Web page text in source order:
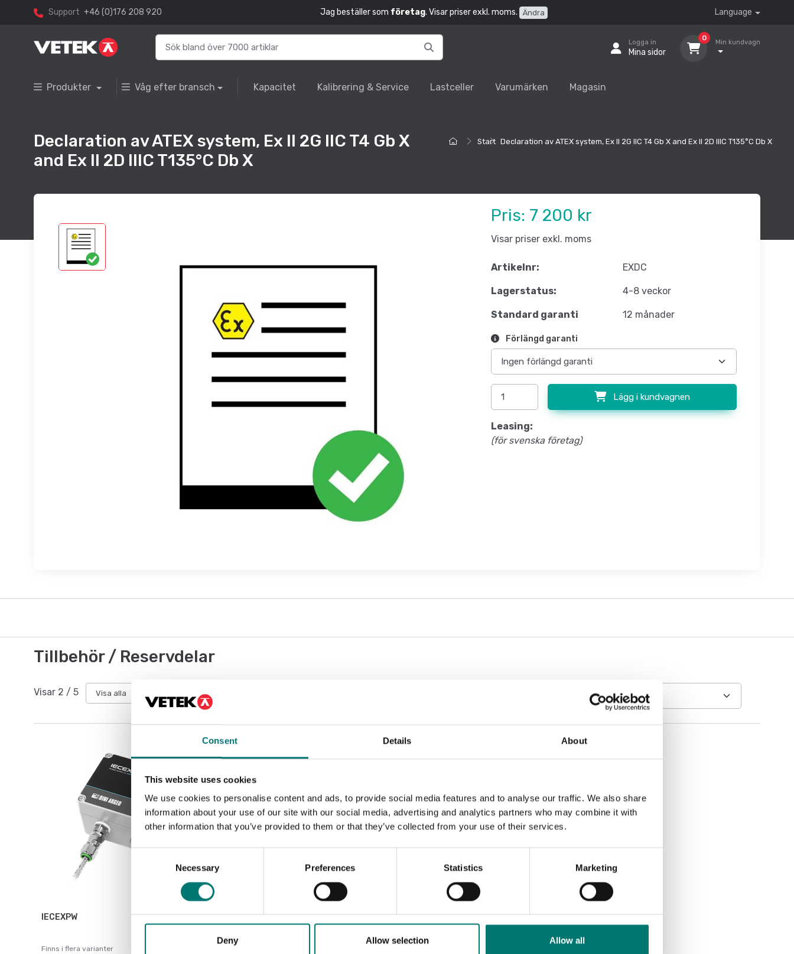
Consent Details About
This website uses cookies
We use cookies to personalise content and ads, to provide social media features and to analyse our traffic. We also share
information about your use of our site with our social media, advertising and analytics partners who may combine it with
other information that you’ve provided to them or that they’ve collected from your use of their services.
Necessary Preferences Statistics Marketing
Deny Allow selection Allow all
Support +46 (0)176 208 920 Jag beställer som företag. Visar priser exkl. moms. Ändra Language
Logga in
Mina sidor
0
Min kundvagn
Produkter Våg efter bransch Kapacitet Kalibrering & Service Lastceller Varumärken Magasin
Start Declaration av ATEX system, Ex II 2G IIC T4 Gb X and Ex II 2D IIIC T135°C Db X
Declaration av ATEX system, Ex II 2G IIC T4 Gb X
and Ex II 2D IIIC T135°C Db X
Pris: 7 200 kr
Visar priser exkl. moms
Artikelnr: EXDC
Lagerstatus: 4-8 veckor
Standard garanti 12 månader
Förlängd garanti
Lägg i kundvagnen
Leasing:
(för svenska företag)
Tillbehör / Reservdelar
Visar 2 / 5 Visa alla
IECEXPW
Finns i flera varianter
ATEX vägning
Vågindikator ATEX/IECE för zon 1/21 och 2/22.